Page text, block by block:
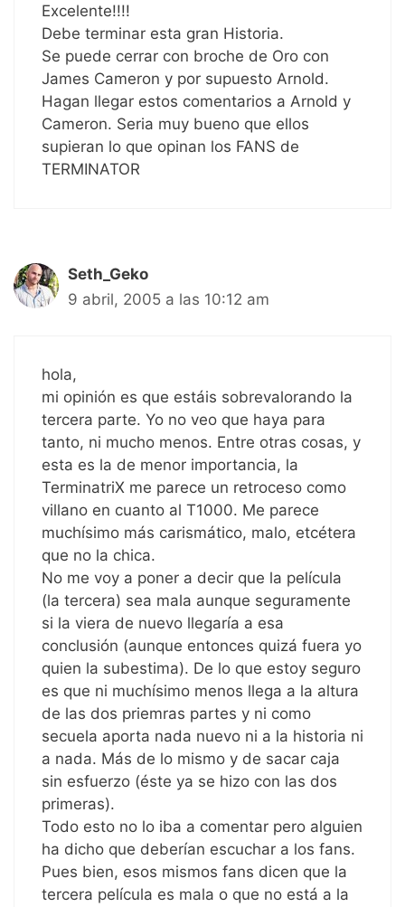
Excelente!!!!
Debe terminar esta gran Historia.
Se puede cerrar con broche de Oro con
James Cameron y por supuesto Arnold.
Hagan llegar estos comentarios a Arnold y
Cameron. Seria muy bueno que ellos
supieran lo que opinan los FANS de
TERMINATOR
Seth_Geko
9 abril, 2005 a las 10:12 am
hola,
mi opinión es que estáis sobrevalorando la
tercera parte. Yo no veo que haya para
tanto, ni mucho menos. Entre otras cosas, y
esta es la de menor importancia, la
TerminatriX me parece un retroceso como
villano en cuanto al T1000. Me parece
muchísimo más carismático, malo, etcétera
que no la chica.
No me voy a poner a decir que la película
(la tercera) sea mala aunque seguramente
si la viera de nuevo llegaría a esa
conclusión (aunque entonces quizá fuera yo
quien la subestima). De lo que estoy seguro
es que ni muchísimo menos llega a la altura
de las dos priemras partes y ni como
secuela aporta nada nuevo ni a la historia ni
a nada. Más de lo mismo y de sacar caja
sin esfuerzo (éste ya se hizo con las dos
primeras).
Todo esto no lo iba a comentar pero alguien
ha dicho que deberían escuchar a los fans.
Pues bien, esos mismos fans dicen que la
tercera película es mala o que no está a la